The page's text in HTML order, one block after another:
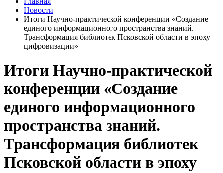
Новости
Итоги Научно-практической конференции «Создание
единого информационного пространства знаний.
Трансформация библиотек Псковской области в эпоху
цифровизации»
Итоги Научно-практической
конференции «Создание
единого информационного
пространства знаний.
Трансформация библиотек
Псковской области в эпоху